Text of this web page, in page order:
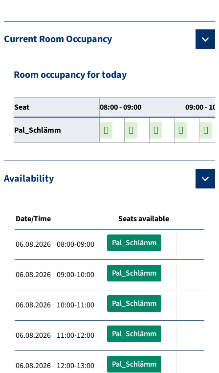
Current Room Occupancy
Room occupancy for today
Seat 08:00 - 09:00 09:00 -
Pal_Schlämm
Availability
Date/Time Seats available
06.08.2026 08:00-09:00 Pal_Schlämm
06.08.2026 09:00-10:00 Pal_Schlämm
06.08.2026 10:00-11:00 Pal_Schlämm
06.08.2026 11:00-12:00 Pal_Schlämm
06.08.2026 12:00-13:00 Pal_Schlämm